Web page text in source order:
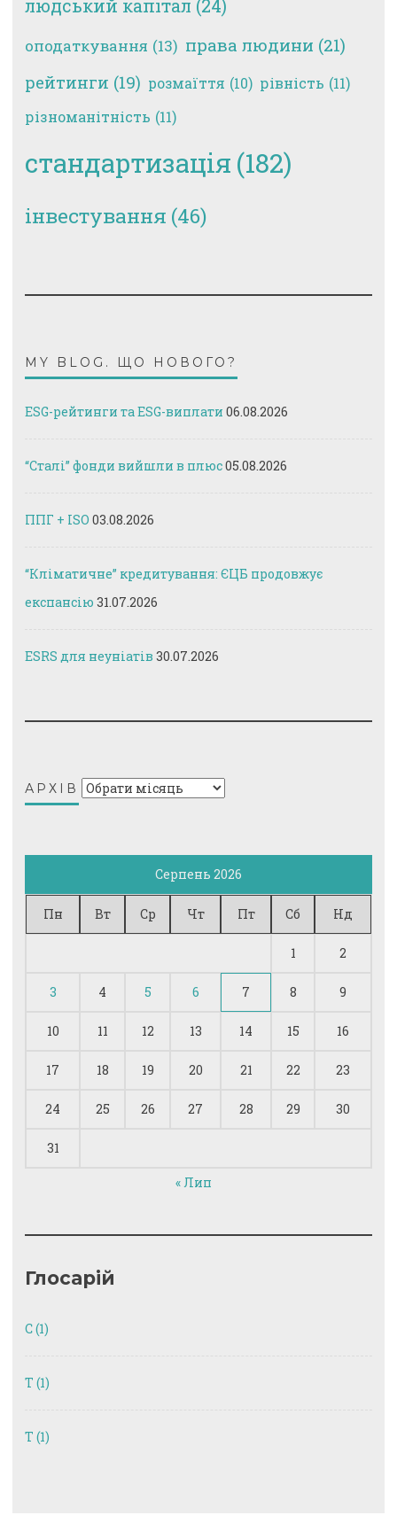
людський капітал (24)
оподаткування (13) права людини (21)
рейтинги (19) розмаїття (10) рівність (11)
різноманітність (11)
стандартизація (182)
інвестування (46)
MY BLOG. ЩО НОВОГО?
ESG-рейтинги та ESG-виплати 06.08.2026
“Сталі” фонди вийшли в плюс05.08.2026
ППГ + ISO 03.08.2026
“Кліматичне” кредитування: ЄЦБ продовжує
експансію 31.07.2026
ESRS для неуніатів 30.07.2026
АРХІВ Архів
Серпень 2026
Пн Вт Ср Чт Пт Сб Нд
1 2
3 4 5 6 7 8 9
10 11 12 13 14 15 16
17 18 19 20 21 22 23
24 25 26 27 28 29 30
31
« Лип
Глосарій
C(1)
T (1)
Т (1)